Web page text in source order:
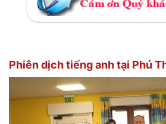
Phiên dịch tiếng anh tại Phú